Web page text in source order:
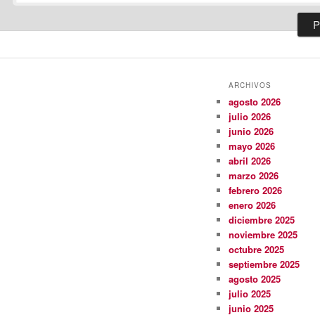
ARCHIVOS
agosto 2026
julio 2026
junio 2026
mayo 2026
abril 2026
marzo 2026
febrero 2026
enero 2026
diciembre 2025
noviembre 2025
octubre 2025
septiembre 2025
agosto 2025
julio 2025
junio 2025